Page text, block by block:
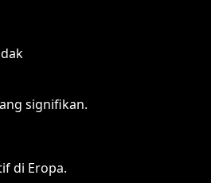
signifikan.
di Eropa.